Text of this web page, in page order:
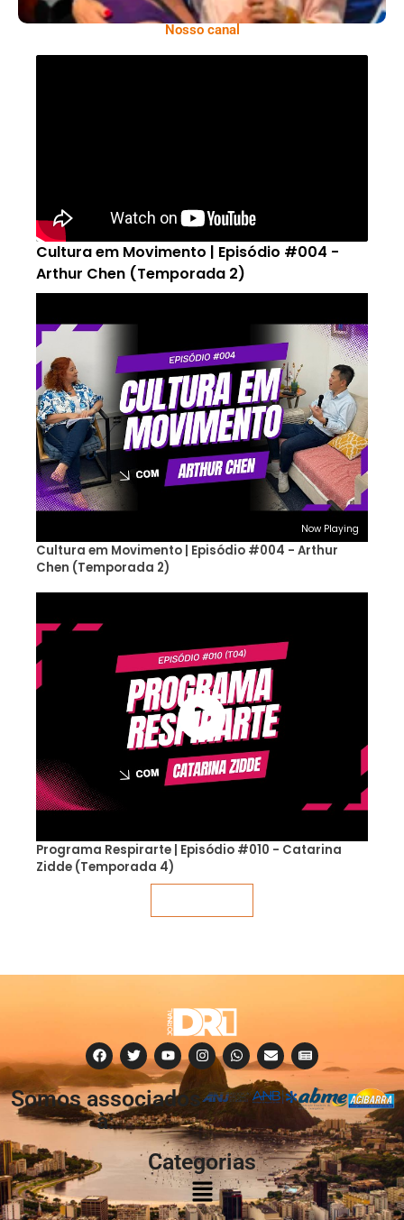
Nosso canal
Cultura em Movimento | Episódio #004 -
Arthur Chen (Temporada 2)
Now Playing
Cultura em Movimento | Episódio #004 - Arthur
Chen (Temporada 2)
Programa Respirarte | Episódio #010 - Catarina
Zidde (Temporada 4)
Somos associados
à:
Categorias